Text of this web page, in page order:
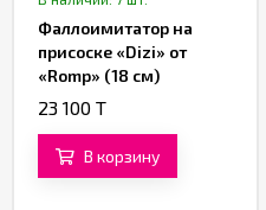
Фаллоимитатор на
присоске «Dizi» от
«Romp» (18 см)
23 100 T
В корзину